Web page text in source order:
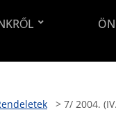
> 7/ 2004.